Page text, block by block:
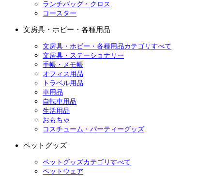
ランチバッグ・クロス
コースター
文房具・ホビー・各種用品
文房具・ホビー・各種用品カテゴリすべて
文房具・ステーショナリー
手帳・メモ帳
オフィス用品
トラベル用品
車用品
自転車用品
生活用品
おもちゃ
コスチューム・パーティーグッズ
ペットグッズ
ペットグッズカテゴリすべて
ペットウェア